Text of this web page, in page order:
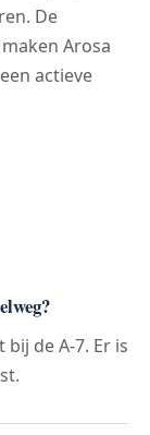
De
Arosa
actieve
de A-7. Er is